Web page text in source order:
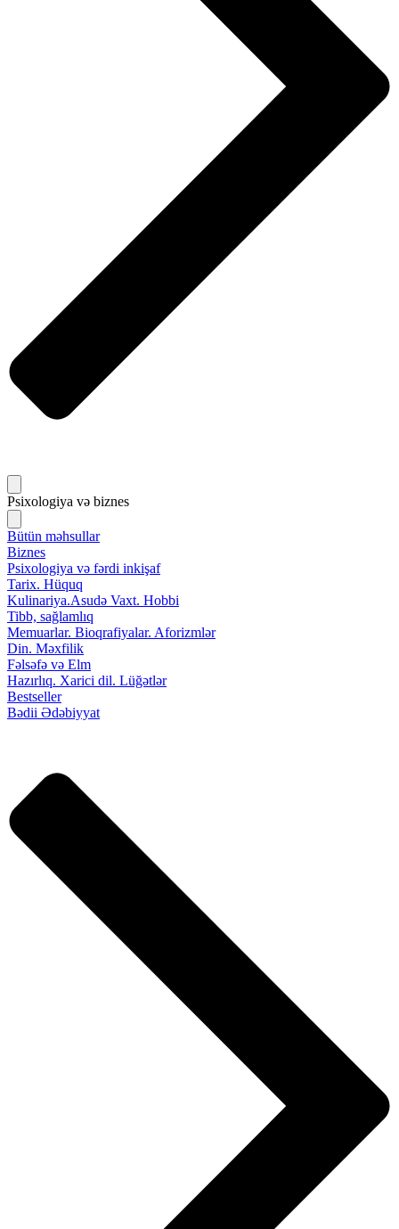
Psixologiya və biznes
Bütün məhsullar
Biznes
Psixologiya və fərdi inkişaf
Tarix. Hüquq
Kulinariya.Asudə Vaxt. Hobbi
Tibb, sağlamlıq
Memuarlar. Bioqrafiyalar. Aforizmlər
Din. Məxfilik
Fəlsəfə və Elm
Hazırlıq. Xarici dil. Lüğətlər
Bestseller
Bədii Ədəbiyyat